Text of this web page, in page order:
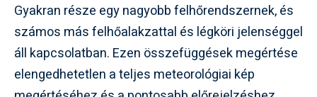
Gyakran része egy nagyobb felhőrendszernek, és
számos más felhőalakzattal és légköri jelenséggel
áll kapcsolatban. Ezen összefüggések megértése
elengedhetetlen a teljes meteorológiai kép